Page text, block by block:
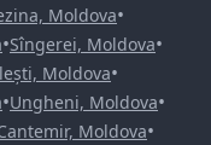
Moldova•
•Sîngerei, Moldova•
Moldova•
•Ungheni, Moldova•
Moldova•